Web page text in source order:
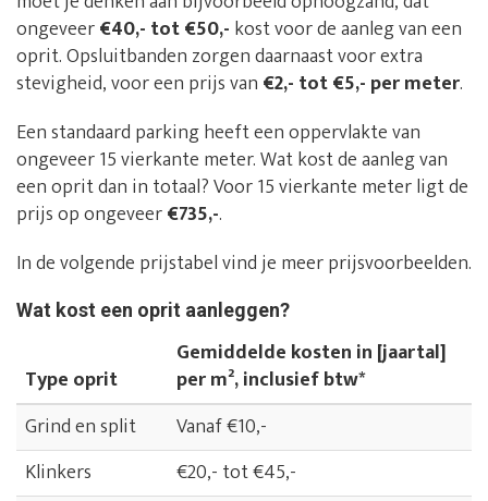
ongeveer€40,- tot €50,- kost voor de aanleg van een
oprit. Opsluitbanden zorgen daarnaast voor extra
stevigheid, voor een prijs van €2,- tot €5,- per meter.
Een standaard parking heeft een oppervlakte van
ongeveer 15 vierkante meter. Wat kost de aanleg van
een oprit dan in totaal? Voor 15 vierkante meter ligt de
prijs op ongeveer€735,-.
In de volgende prijstabel vind je meer prijsvoorbeelden.
Wat kost een oprit aanleggen?
Type oprit
Gemiddelde kosten in [jaartal]
per m², inclusief btw*
Grind en split
Vanaf €10,-
Klinkers
€20,- tot €45,-